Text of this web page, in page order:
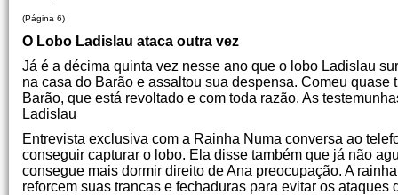
(Página 6)
O Lobo Ladislau ataca outra vez
Já é a décima quinta vez nesse ano que o lobo Ladislau
na casa do Barão e assaltou sua despensa. Comeu
Barão, que está revoltado e com toda razão. As
Ladislau
Entrevista exclusiva com a Rainha Numa conversa ao
conseguir capturar o lobo. Ela disse também que já não
consegue mais dormir direito de Ana preocupação. A
reforcem suas trancas e fechaduras para evitar os ataques